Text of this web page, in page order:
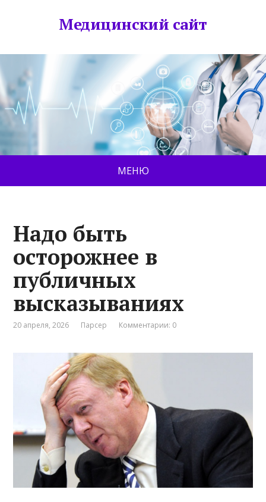
Медицинский сайт
МЕНЮ
Надо быть
осторожнее в
публичных
высказываниях
20 апреля, 2026 Парсер Комментарии: 0